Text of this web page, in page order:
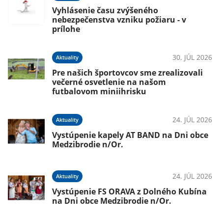
Vyhlásenie času zvýšeného
nebezpečenstva vzniku požiaru - v
prílohe
Aktuality 30. JÚL 2026
Pre našich športovcov sme zrealizovali
večerné osvetlenie na našom
futbalovom miniihrisku
Aktuality 24. JÚL 2026
Vystúpenie kapely AT BAND na Dni obce
Medzibrodie n/Or.
Aktuality 24. JÚL 2026
Vystúpenie FS ORAVA z Dolného Kubína
na Dni obce Medzibrodie n/Or.